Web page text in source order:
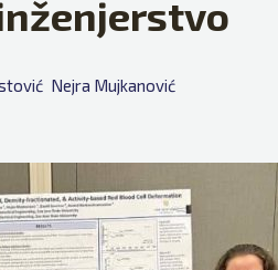
Nejra Mujkanović